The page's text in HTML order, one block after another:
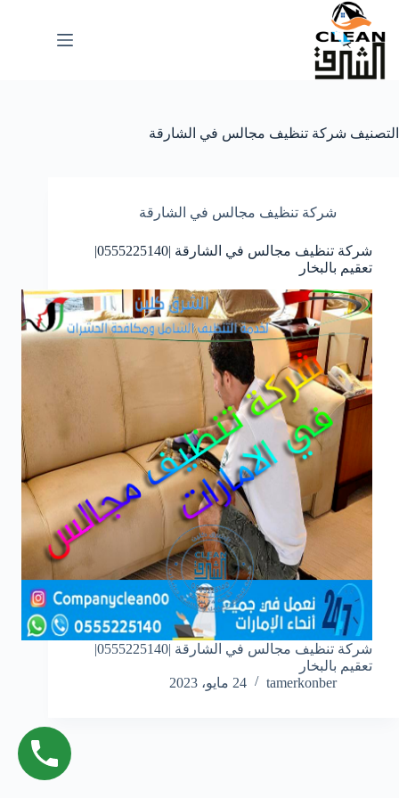
التجاوز
المحتوى
التصنيف شركة تنظيف مجالس في الشارقة
شركة تنظيف مجالس في الشارقة
شركة تنظيف مجالس في الشارقة |0555225140|
تعقيم بالبخار
شركة تنظيف مجالس في الشارقة |0555225140|
تعقيم بالبخار
tamerkonber
24 مايو، 2023